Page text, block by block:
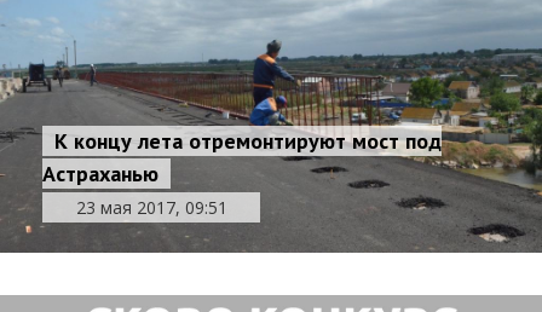
К концу лета отремонтируют мост под
Астраханью
23 мая 2017, 09:51